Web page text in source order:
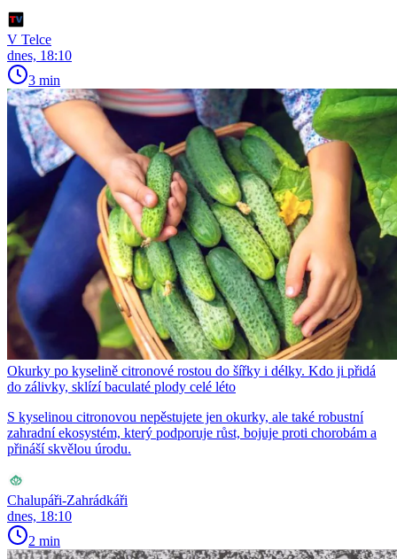
V Telce
dnes, 18:10
3 min
Okurky po kyselině citronové rostou do šířky i délky. Kdo ji přidá
do zálivky, sklízí baculaté plody celé léto
S kyselinou citronovou nepěstujete jen okurky, ale také robustní
zahradní ekosystém, který podporuje růst, bojuje proti chorobám a
přináší skvělou úrodu.
Chalupáři-Zahrádkáři
dnes, 18:10
2 min